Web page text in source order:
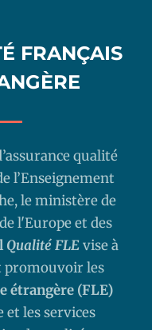
FRANÇAIS
qualité
l’Enseignement
le ministère de
l'Europe et des
Qualité FLEvise à
promouvoir les
étrangère (FLE)
les services